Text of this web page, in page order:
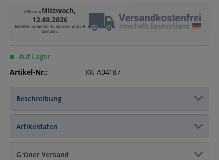
Lieferung Mittwoch,
12.08.2026
Bestellen innerhalb45 Stunden und 59
Minuten.
Auf Lager
Artikel-Nr.:
KK-A04187
Beschreibung
Artikeldaten
Grüner Versand